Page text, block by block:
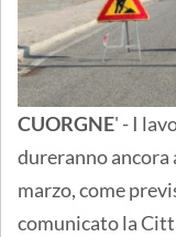
CUORGNE' - I
dureranno ancora
marzo, come
comunicato la